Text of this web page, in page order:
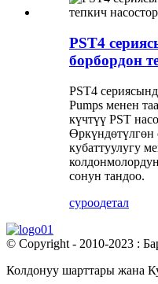
PST4
борбордон
PST4
Pumps менен
күчтүү PST
кубаттуулугу
сонун тандоо.
суроодетал
© Copyright - 2010-2023 :
Колдонуу шарттары жана